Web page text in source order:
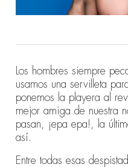
Los hombres siempre
usamos una servilleta
ponemos la playera al
mejor amiga de nuestra
pasan, ¡epa epa!, la
así.
Entre todas esas